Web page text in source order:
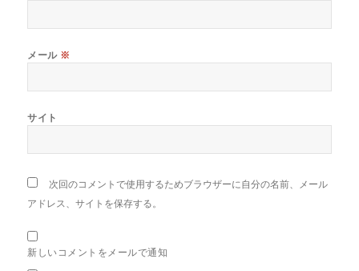
メール ※
サイト
次回のコメントで使用するためブラウザーに自分の名前、メール
アドレス、サイトを保存する。
新しいコメントをメールで通知